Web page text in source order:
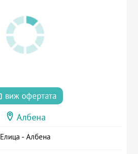
виж офертата
Албена
Елица - Албена